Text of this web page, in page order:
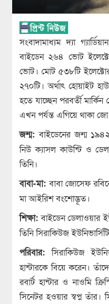
সংবাদামাধ্যম দ্যা
বাইডেন ২৬৪ ভোট
ভোট। মোট ৫৩৮টি
২৭০টি। অর্থাৎ হোয়াইট
হতে যাচ্ছেন পরবর্তী
এখন পর্যন্ত এগিয়ে থাকা
জন্ম: বাইডেনের জন্ম ১৯৪২
নিউ ক্যাসল কাউন্টি ও
তিনি।
বাবা-মা: বাবা জোসেফ
মা আইরিশ বংশোদ্ভূত।
শিক্ষা:বাইডেন ডেলাওয়ার
তিনি সিরাকিউজ
পরিবার: সিরাকিউজ
হান্টারকে বিয়ে করেন।
রবার্ট হান্টার ও নাওমি
সিনেটর হওয়ার স্বপ্ন তাঁর।